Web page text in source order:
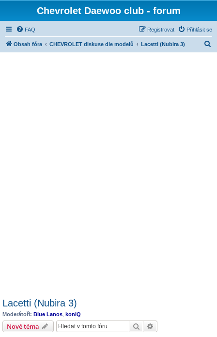
Chevrolet Daewoo club - forum
FAQ Přihlásit se
Registrovat
Obsah fóra CHEVROLET diskuse dle modelů Lacetti (Nubira 3)
Lacetti (Nubira 3)
Moderátoři: Blue Lanos koniQ
Nové téma Hledat